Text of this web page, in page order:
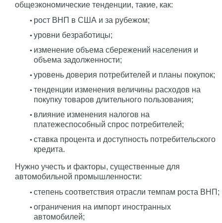
общеэкономические тенденции, такие, как:
рост ВНП в США и за рубежом;
уровни безработицы;
изменение объема сбережений населения и
объема задолженности;
уровень доверия потребителей и планы покупок;
тенденции изменения величины расходов на
покупку товаров длительного пользования;
влияние изменения налогов на
платежеспособный спрос потребителей;
ставка процента и доступность потребительского
кредита.
Нужно учесть и факторы, существенные для
автомобильной промышленности:
степень соответствия отрасли темпам роста ВНП;
ограничения на импорт иностранных
автомобилей;